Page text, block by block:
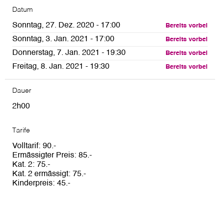
Datum
Sonntag, 27. Dez. 2020 - 17:00 Bereits vorbei
Sonntag, 3. Jan. 2021 - 17:00 Bereits vorbei
Donnerstag, 7. Jan. 2021 - 19:30 Bereits vorbei
Freitag, 8. Jan. 2021 - 19:30 Bereits vorbei
Dauer
2h00
Tarife
Volltarif 90
Ermässigter Preis 85
Kat. 2
75
Kat. 2 ermässigt
75
Kinderpreis 45